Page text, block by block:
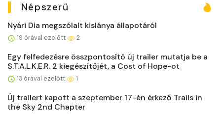
Népszerű
Nyári Dia megszólalt kislánya állapotáról
19 órával ezelőtt 2
Egy felfedezésre összpontosító új trailer mutatja be a
S.T.A.L.K.E.R. 2 kiegészítőjét, a Cost of Hope-ot
13 órával ezelőtt 1
Új trailert kapott a szeptember 17-én érkező Trails in
the Sky 2nd Chapter